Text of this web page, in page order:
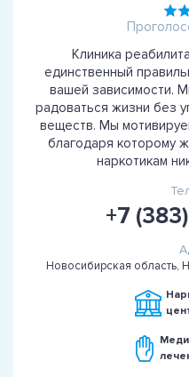
Клиника
единственный
вашей зависимости.
радоваться жизни без
веществ. Мы
благодаря которому
наркотикам
+7
Новосибирская область,